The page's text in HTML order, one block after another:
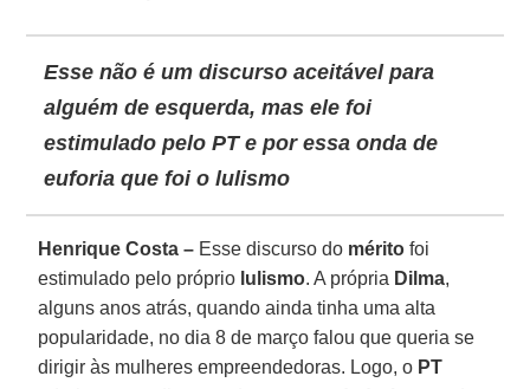
Esse não é um discurso aceitável para
alguém de esquerda, mas ele foi
estimulado pelo PT e por essa onda de
euforia que foi o lulismo
Henrique Costa – Esse discurso do mérito foi
estimulado pelo próprio lulismo. A própria Dilma,
alguns anos atrás, quando ainda tinha uma alta
popularidade, no dia 8 de março falou que queria se
dirigir às mulheres empreendedoras. Logo, o PT